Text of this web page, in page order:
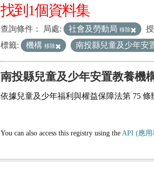
找到1個資料集
查詢條件： 局處: 社會及勞動局 移除
標籤: 機構 移除 南投縣兒童及少年安
南投縣兒童及少年安置教養機
依據兒童及少年福利與權益保障法第 75 條
You can also access this registry using the API (應用